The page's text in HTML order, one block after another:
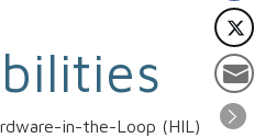
in-the-Loop (HIL)